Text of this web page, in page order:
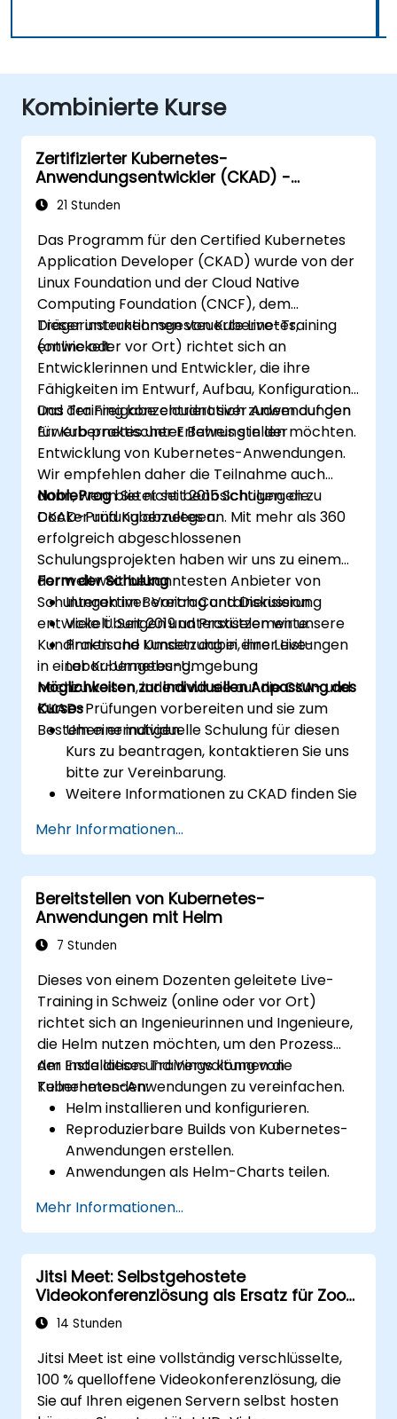
Kombinierte Kurse
Zertifizierter Kubernetes-
Anwendungsentwickler (CKAD) -
Prüfungsvorbereitung
21 Stunden
Das Programm für den Certified Kubernetes
Application Developer (CKAD) wurde von der
Linux Foundation und der Cloud Native
Computing Foundation (CNCF), dem
Trägerunternehmen von Kubernetes,
entwickelt.
Dieser instruktionsgesteuerte Live-Training
(online oder vor Ort) richtet sich an
Entwicklerinnen und Entwickler, die ihre
Fähigkeiten im Entwurf, Aufbau, Konfiguration
und der Freigabe cloudnativer Anwendungen
für Kubernetes unter Beweis stellen möchten.
Das Training konzentriert sich zudem auf den
Erwerb praktischer Erfahrung in der
Entwicklung von Kubernetes-Anwendungen.
Wir empfehlen daher die Teilnahme auch
dann, wenn Sie nicht beabsichtigen, die
CKAD-Prüfung abzulegen.
NobleProgbietet seit 2015 Schulungen zu
Docker und Kubernetes an. Mit mehr als 360
erfolgreich abgeschlossenen
Schulungsprojekten haben wir uns zu einem
der weltweit bekanntesten Anbieter von
Schulungen im Bereich Containerisierung
entwickelt. Seit 2019 unterstützen wir unsere
Kundinnen und Kunden dabei, ihre Leistungen
in einer Kubernetes-Umgebung
nachzuweisen, indem wir sie auf die CKA- und
CKAD-Prüfungen vorbereiten und sie zum
Bestehen ermutigen.
Form der Schulung
Interaktiver Vortrag und Diskussion.
Viele Übungen und Praxiselemente.
Praktische Umsetzung in einer Live-
Labor-Umgebung.
Möglichkeiten zur individuellen Anpassung des
Kurses
Um eine individuelle Schulung für diesen
Kurs zu beantragen, kontaktieren Sie uns
bitte zur Vereinbarung.
Weitere Informationen zu CKAD finden Sie
https://training.linuxfoundation.org/
kubernetes-application-developer-
ckad/
Mehr Informationen...
Bereitstellen von Kubernetes-
Anwendungen mit Helm
7 Stunden
Dieses von einem Dozenten geleitete Live-
Training in Schweiz (online oder vor Ort)
richtet sich an Ingenieurinnen und Ingenieure,
die Helm nutzen möchten, um den Prozess
der Installation und Verwaltung von
Kubernetes-Anwendungen zu vereinfachen.
Am Ende dieses Trainings können die
Teilnehmenden:
Helm installieren und konfigurieren.
Reproduzierbare Builds von Kubernetes-
Anwendungen erstellen.
Anwendungen als Helm-Charts teilen.
Charts gespeichert sind, ausführen.
Releases von Helm-Paketen verwalten.
Mehr Informationen...
Jitsi Meet: Selbstgehostete
Videokonferenzlösung als Ersatz für Zoom
und Microsoft Teams
14 Stunden
Jitsi Meet ist eine vollständig verschlüsselte,
100 % quelloffene Videokonferenzlösung, die
Sie auf Ihren eigenen Servern selbst hosten